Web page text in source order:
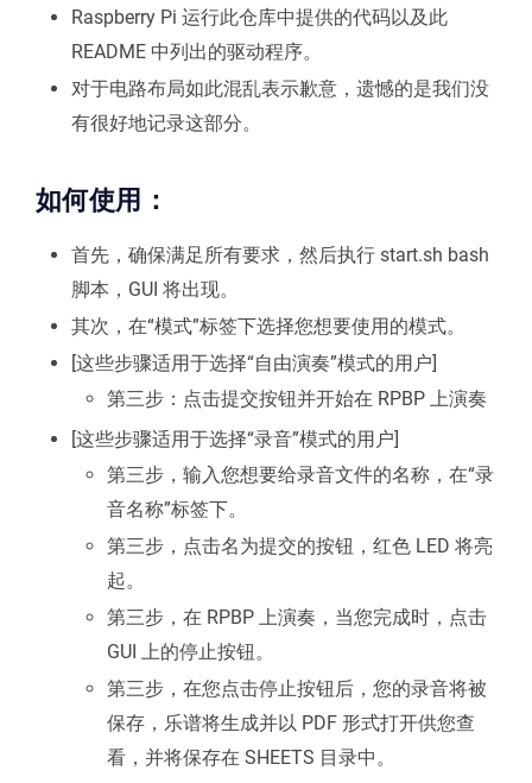
Raspberry Pi 运行此仓库中提供的代码以及此
README 中列出的驱动程序。
对于电路布局如此混乱表示歉意，遗憾的是我们没
有很好地记录这部分。
如何使用：
首先，确保满足所有要求，然后执行 start.sh bash
脚本，GUI 将出现。
其次，在“模式”标签下选择您想要使用的模式。
[这些步骤适用于选择“自由演奏”模式的用户]
第三步：点击提交按钮并开始在 RPBP 上演奏
[这些步骤适用于选择“录音”模式的用户]
第三步，输入您想要给录音文件的名称，在“录
音名称”标签下。
第三步，点击名为提交的按钮，红色 LED 将亮
起。
第三步，在 RPBP 上演奏，当您完成时，点击
GUI 上的停止按钮。
第三步，在您点击停止按钮后，您的录音将被
保存，乐谱将生成并以 PDF 形式打开供您查
看，并将保存在 SHEETS 目录中。